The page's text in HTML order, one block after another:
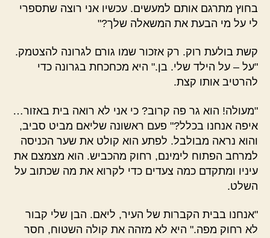
בחוץ מתרגם אותם למעשים. עכשיו אני רוצה שתספרי
לי על מי הבעת את המשאלה שלך?"
קשת בולעת רוק. רק אזכור שמו גורם לגרונה להצטמק.
"על – על הילד שלי. בן." היא מכחכחת בגרונה כדי
להרטיב אותו קצת.
"מעולה! הוא גר פה קרוב? כי אני לא רואה בית באזור…
איפה אנחנו בכלל?" פעם ראשונה שליאם מביט סביב,
והוא נראה מבולבל. לפתע הוא קולט את שער הכניסה
למרחב הפתוח לימינם, רחוק מהכביש. הוא מצמצם את
עיניו ומתקדם כמה צעדים כדי לקרוא את מה שכתוב על
השלט.
"אנחנו בבית הקברות של העיר, ליאם. הבן שלי קבור
לא רחוק מפה." היא לא מזהה את קולה השטוח, חסר